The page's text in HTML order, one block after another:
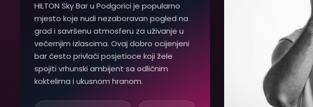
HILTON Sky Bar u Podgorici je popularno
mjesto koje nudi nezaboravan pogled na
grad i savršenu atmosferu za uživanje u
večernjim izlascima. Ovaj dobro ocijenjeni
bar često privlači posjetioce koji žele
spojiti vrhunski ambijent sa odličnim
koktelima i ukusnom hranom.